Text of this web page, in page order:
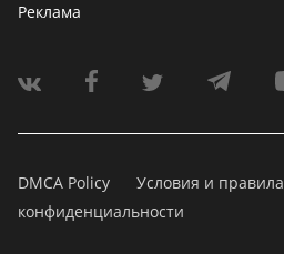
Реклама
DMCA Policy Условия и правила
конфиденциальности